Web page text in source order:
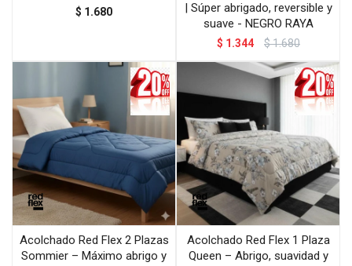
$ 1.680
| Súper abrigado, reversible y
suave - NEGRO RAYA
$ 1.344 $1.680
Acolchado Red Flex 2 Plazas
Sommier – Máximo abrigo y
Acolchado Red Flex 1 Plaza
Queen – Abrigo, suavidad y